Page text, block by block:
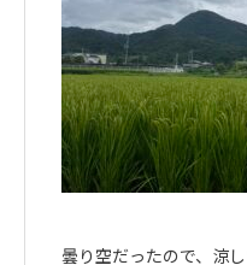
曇り空だったので、涼